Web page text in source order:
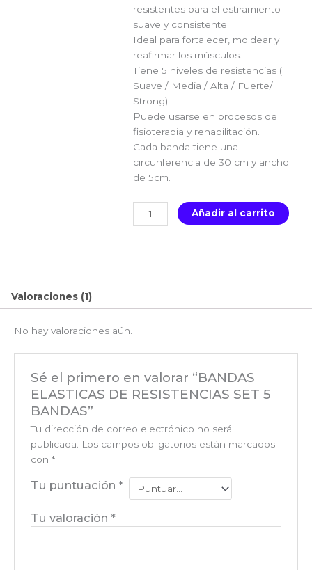
resistentes para el estiramiento
suave y consistente.
Ideal para fortalecer, moldear y
reafirmar los músculos.
Tiene 5 niveles de resistencias (
Suave / Media / Alta / Fuerte/
Strong).
Puede usarse en procesos de
fisioterapia y rehabilitación.
Cada banda tiene una
circunferencia de 30 cm y ancho
de 5cm.
BANDAS
ELASTICAS
Añadir al carrito
Valoraciones (1)
No hay valoraciones aún.
Sé el primero en valorar “BANDAS
ELASTICAS DE RESISTENCIAS SET 5
BANDAS”
Tu dirección de correo electrónico no será
publicada. Los campos obligatorios están marcados
con *
Tu puntuación *
Tu valoración *